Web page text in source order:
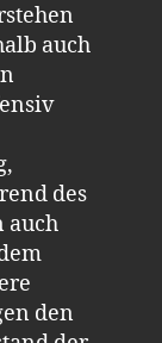
auch
des
auch
den